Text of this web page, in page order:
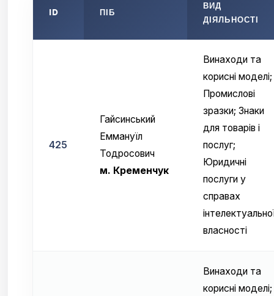
ID ПІБ
ВИД
ДІЯЛЬНОСТІ
425
Гайсинський
Еммануїл
Тодросович
м. Кременчук
Винаходи та
корисні моделі;
Промислові
зразки; Знаки
для товарів і
послуг;
Юридичні
послуги у
справах
власності
Винаходи та
корисні моделі;